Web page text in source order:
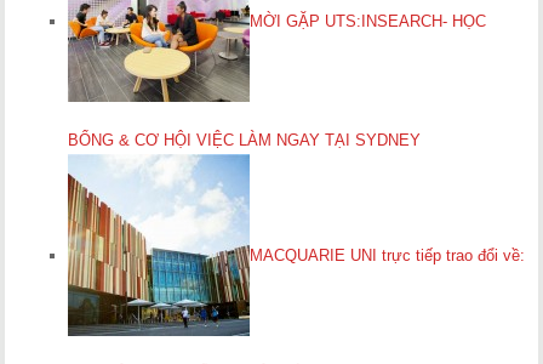
MỜI GẶP UTS:INSEARCH- HỌC
BỔNG & CƠ HỘI VIỆC LÀM NGAY TẠI SYDNEY
MACQUARIE UNI trực tiếp trao đổi về: